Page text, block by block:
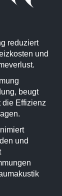
reduziert
und
beugt
die Effizienz
und